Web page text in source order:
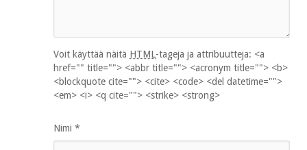
Voit käyttää näitä HTML-tageja ja attribuutteja: <a
href="" title=""> <abbr title=""> <acronym title=""> <b>
<blockquote cite=""> <cite> <code> <del datetime="">
<em> <i> <q cite=""> <strike> <strong>
Nimi *